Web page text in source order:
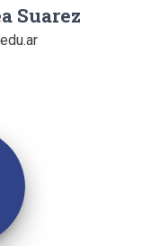
Suarez